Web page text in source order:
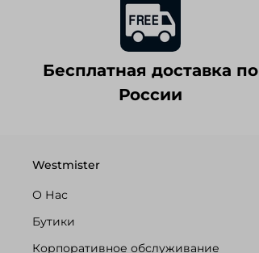
Бесплатная доставка по
России
Westmister
О Нас
Бутики
Корпоративное обслуживание